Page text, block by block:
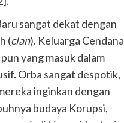
sangat dekat dengan
(clan). Keluarga Cendana
yang masuk dalam
Orba sangat despotik,
inginkan dengan
budaya Korupsi,